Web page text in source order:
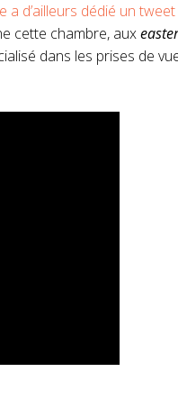
a d’ailleurs dédié un tweet
cette chambre, aux
dans les prises de